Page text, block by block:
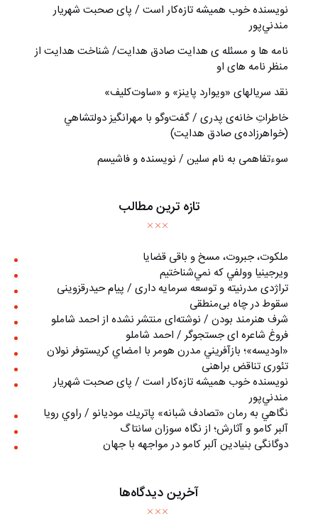
نويسنده خوب هميشه تازه‌كار است / پای صحبت شهريار
مندني‌پور
نامه ها و مسئله ی هدایت صادق هدایت/ شناخت هدایت از
منظر نامه های او
نقد سریالهای «ویوارد پاینز» و «ساوت‌کلیف»
خاطراتِ خانه‌ی پدری / گفت‌وگو با مهرانگيز دولتشاهي
(خواهرزاده‌ی صادق هدايت)
سوءتفاهمی به نام سلین / نویسنده و فاشیسم
تازه ترین مطالب
ملکوت، جبروت، مسخ و باقی قضایا
ويرجينيا وولفي كه نمي‌شناختيم
تراژدی مدرنیته و توسعه سرمایه داری / پیام حیدرقزوینی
سقوط در چاه بی‌منطقی
شرف هنرمند بودن / نوشته‌ای منتشر نشده از احمد شاملو
فروغ شاعره ای جستجوگر / احمد شاملو
«اوديسه»؛ بازآفريني مدرن هومر با امضاي كريستوفر نولان
تئوری تناقض براهنی
نويسنده خوب هميشه تازه‌كار است / پای صحبت شهريار
مندني‌پور
نگاهي به رمان «تصادف شبانه» پاتريك موديانو / راوي رويا
آلبر کامو و آثارش؛ از نگاه سوزان سانتاگ
دوگانگی بنیادین آلبر کامو در مواجهه با جهان
آخرین دیدگاه‌ها